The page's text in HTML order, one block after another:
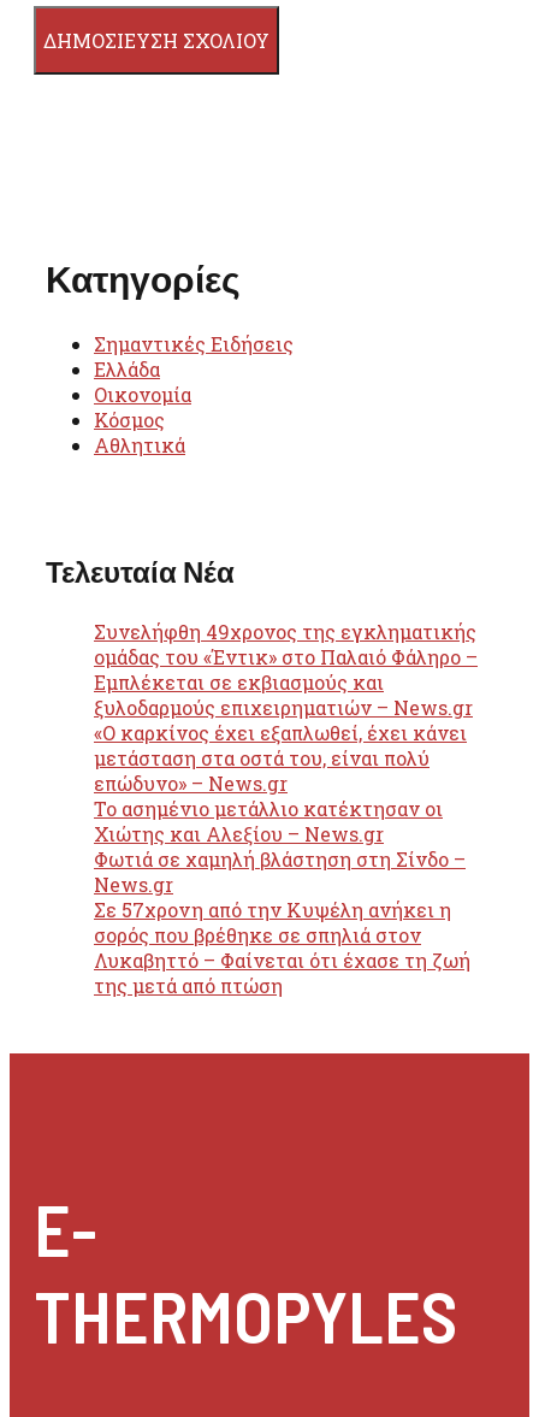
Κατηγορίες
Σημαντικές Ειδήσεις
Ελλάδα
Οικονομία
Κόσμος
Αθλητικά
Τελευταία Νέα
Συνελήφθη 49χρονος της εγκληματικής
ομάδας του «Έντικ» στο Παλαιό Φάληρο –
Εμπλέκεται σε εκβιασμούς και
ξυλοδαρμούς επιχειρηματιών – News.gr
«Ο καρκίνος έχει εξαπλωθεί, έχει κάνει
μετάσταση στα οστά του, είναι πολύ
επώδυνο» – News.gr
Το ασημένιο μετάλλιο κατέκτησαν οι
Χιώτης και Αλεξίου – News.gr
Φωτιά σε χαμηλή βλάστηση στη Σίνδο –
News.gr
Σε 57χρονη από την Κυψέλη ανήκει η
σορός που βρέθηκε σε σπηλιά στον
Λυκαβηττό – Φαίνεται ότι έχασε τη ζωή
της μετά από πτώση
E-
THERMOPYLES